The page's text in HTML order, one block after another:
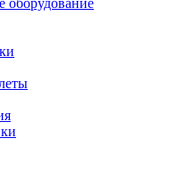
оборудование